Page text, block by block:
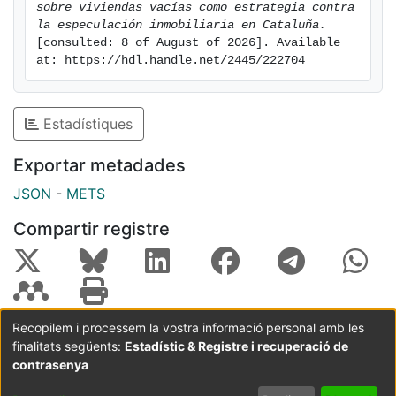
municipios propensos a la especulación.
El análisis también confirma que el impuesto mejora la
accesibilidad a la vivienda y fortalece
su concepto como bien básico, ya que el aumento de
la recaudación se asocia con un incremento
de viviendas protegidas.
sobre viviendas vacías como estrategia contra
la especulación inmobiliaria en Cataluña.
[consulted: 8 of August of 2026]. Available
at: https://hdl.handle.net/2445/222704
Estadístiques
Exportar metadades
JSON - METS
Compartir registre
Coordinació:CRAI UB Avís legal
Metadades
subjectes a:
Recopilem i processem la vostra informació personal amb les
finalitats següents: Estadístic & Registre i recuperació de
contrasenya